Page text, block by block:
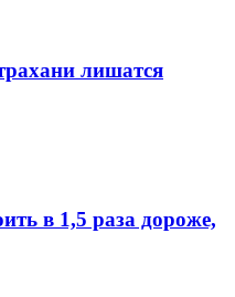
лишатся
в 1,5 раза дороже,